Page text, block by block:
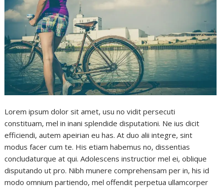
Lorem ipsum dolor sit amet, usu no vidit persecuti
constituam, mel in inani splendide disputationi. Ne ius dicit
efficiendi, autem apeirian eu has. At duo alii integre, sint
modus facer cum te. His etiam habemus no, dissentias
concludaturque at qui. Adolescens instructior mel ei, oblique
disputando ut pro. Nibh munere comprehensam per in, his id
modo omnium partiendo, mel offendit perpetua ullamcorper